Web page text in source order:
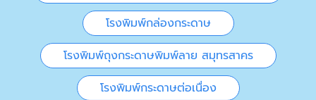
โรงพิมพ์กล่องกระดาษ
โรงพิมพ์ถุงกระดาษพิมพ์ลาย สมุทรสาคร
โรงพิมพ์กระดาษต่อเนื่อง